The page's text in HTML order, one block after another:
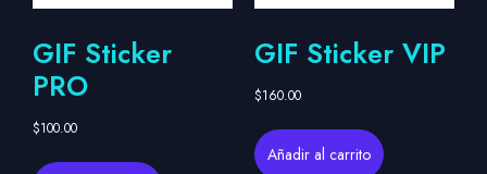
GIF Sticker
PRO
$100.00
GIF Sticker VIP
$160.00
Añadir al carrito